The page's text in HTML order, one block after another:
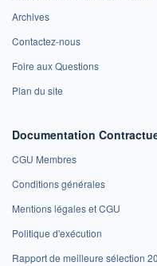
Archives
Contactez-nous
Foire aux Questions
Plan du site
Documentation
CGU Membres
Conditions générales
Mentions légales et CGU
Politique d'exécution
Rapport de meilleure sélection